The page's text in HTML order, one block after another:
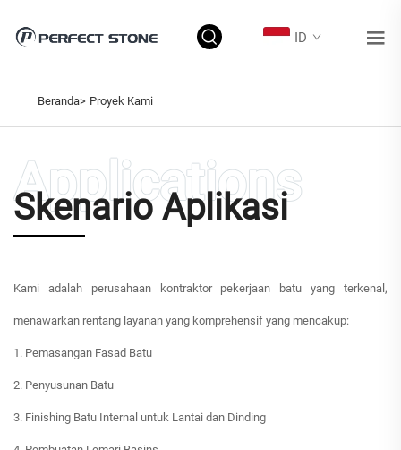
ID
Beranda> Proyek Kami
Skenario Aplikasi
Kami adalah perusahaan kontraktor pekerjaan batu yang terkenal,
menawarkan rentang layanan yang komprehensif yang mencakup:
1. Pemasangan Fasad Batu
2. Penyusunan Batu
3. Finishing Batu Internal untuk Lantai dan Dinding